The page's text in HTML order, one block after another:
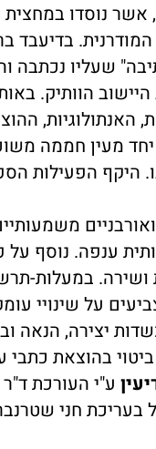
אשר נוסדו
בדיעבד
שעליו נכתבה
הוותיק.
האנתולוגיות,
מעין חממה
היקף הפעילות
ענפה. נוסף
ושירה. במעלות-
על שינויי
יצירה, הנאה
בהוצאת
ע"י העורכת
חני